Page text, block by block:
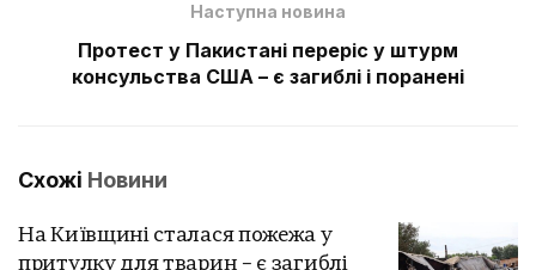
Наступна новина
Протест у Пакистані переріс у штурм
консульства США – є загиблі і поранені
Схожі Новини
На Київщині сталася пожежа у
притулку для тварин – є загиблі